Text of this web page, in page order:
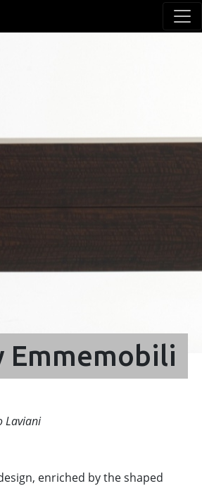
Emmemobili
Laviani
enriched by the shaped